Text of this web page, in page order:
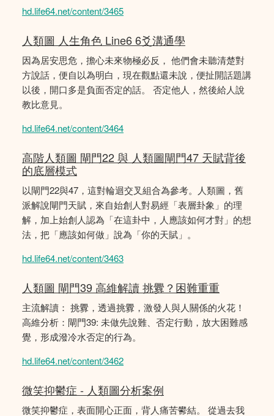
hd.life64.net/content/3465
人類圖 人生角色 Line6 6爻溝通學
因為居安思危，擔心未來物極必反， 他們會未聽清楚對
方說話，便自以為明白，現在觀點還未說，便扯開話題講
以後，開口多是負面否定的話。 否定他人，然後給人說
教比意見。
hd.life64.net/content/3464
高階人類圖 閘門22 與 人類圖閘門47 天賦背後
的底層模式
以閘門22與47，這對輪迴交叉組合為參考。人類圖，舊
派解說閘門天賦，來自始創人對易經「表層卦象」的理
解，加上始創人認為「在這卦中，人應該如何才對」的想
法，把「應該如何做」說為「你的天賦」。
hd.life64.net/content/3463
人類圖 閘門39 高維解讀 挑釁？困難重重
主流解讀： 挑釁，透過挑釁，激發人與人關係的火花！
高維分析：閘門39: 未做先說難、否定行動，放大困難感
覺，形成潑冷水否定的行為。
hd.life64.net/content/3462
微笑抑鬱症 - 人類圖分析案例
微笑抑鬱症，表面開心正面，背人痛苦鬰結。 從過去我